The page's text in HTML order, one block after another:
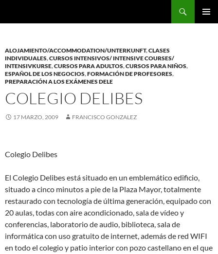
ALOJAMIENTO/ACCOMMODATION/UNTERKUNFT,CLASES
INDIVIDUALES,CURSOS INTENSIVOS/ INTENSIVE COURSES/
INTENSIVKURSE,CURSOS PARA ADULTOS,CURSOS PARA NIÑOS,
ESPAÑOL DE LOS NEGOCIOS,FORMACIÓN DE PROFESORES,
PREPARACIÓN A LOS EXÁMENES DELE
COLEGIO DELIBES
17 MARZO, 2009 FRANCISCO GONZALEZ
Colegio Delibes
El Colegio Delibes está situado en un emblemático edificio,
situado a cinco minutos a pie de la Plaza Mayor, totalmente
restaurado con tecnología de última generación, equipado con
20 aulas, todas con aire acondicionado, sala de vídeo y
conferencias, laboratorio de audio, biblioteca, sala de
informática con uso gratuito de internet, además de red WIFI
en todo el colegio y patio interior con pozo castellano en el que